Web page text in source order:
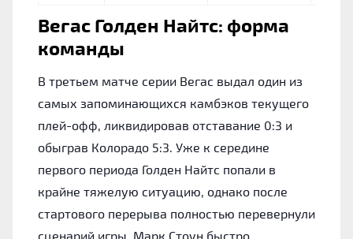
Вегас Голден Найтс: форма
команды
В третьем матче серии Вегас выдал один из
самых запоминающихся камбэков текущего
плей-офф, ликвидировав отставание 0:3 и
обыграв Колорадо 5:3. Уже к середине
первого периода Голден Найтс попали в
крайне тяжелую ситуацию, однако после
стартового перерыва полностью перевернули
сценарий игры. Марк Стоун быстро